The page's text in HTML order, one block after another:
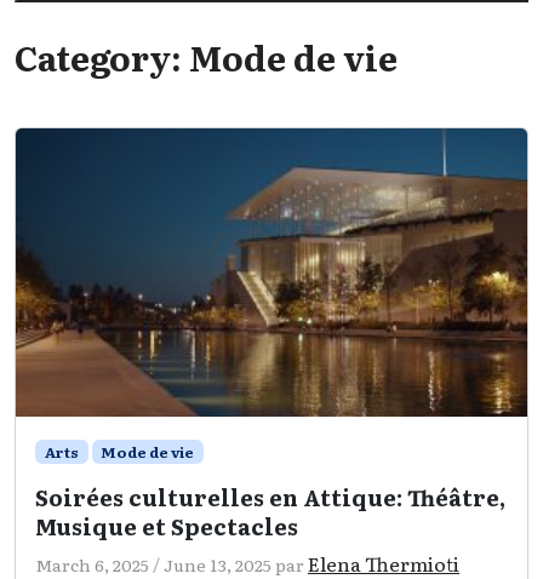
Category: Mode de vie
Arts Mode de vie
Soirées culturelles en Attique: Théâtre,
Musique et Spectacles
March 6, 2025 /June 13, 2025 par Elena Thermioti